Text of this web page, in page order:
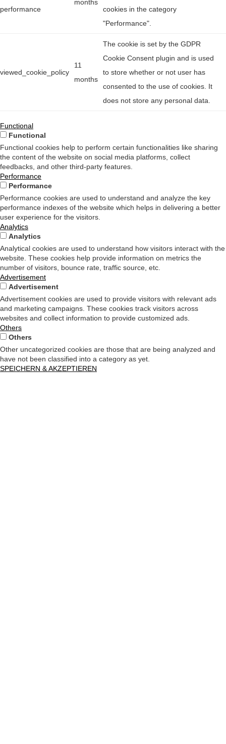
performance
months
cookies in the category
"Performance".
viewed_cookie_policy
11
months
The cookie is set by the GDPR
Cookie Consent plugin and is used
to store whether or not user has
consented to the use of cookies. It
does not store any personal data.
Functional
Functional
Functional cookies help to perform certain functionalities like sharing
the content of the website on social media platforms, collect
feedbacks, and other third-party features.
Performance
Performance
Performance cookies are used to understand and analyze the key
performance indexes of the website which helps in delivering a better
user experience for the visitors.
Analytics
Analytics
Analytical cookies are used to understand how visitors interact with the
website. These cookies help provide information on metrics the
number of visitors, bounce rate, traffic source, etc.
Advertisement
Advertisement
Advertisement cookies are used to provide visitors with relevant ads
and marketing campaigns. These cookies track visitors across
websites and collect information to provide customized ads.
Others
Others
Other uncategorized cookies are those that are being analyzed and
have not been classified into a category as yet.
SPEICHERN & AKZEPTIEREN